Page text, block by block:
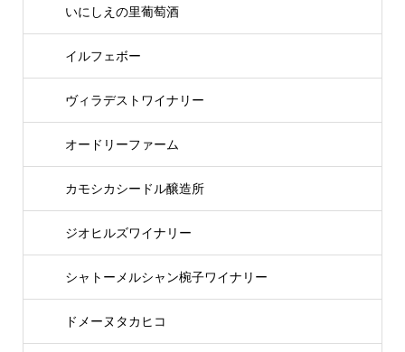
いにしえの里葡萄酒
イルフェボー
ヴィラデストワイナリー
オードリーファーム
カモシカシードル醸造所
ジオヒルズワイナリー
シャトーメルシャン椀子ワイナリー
ドメーヌタカヒコ